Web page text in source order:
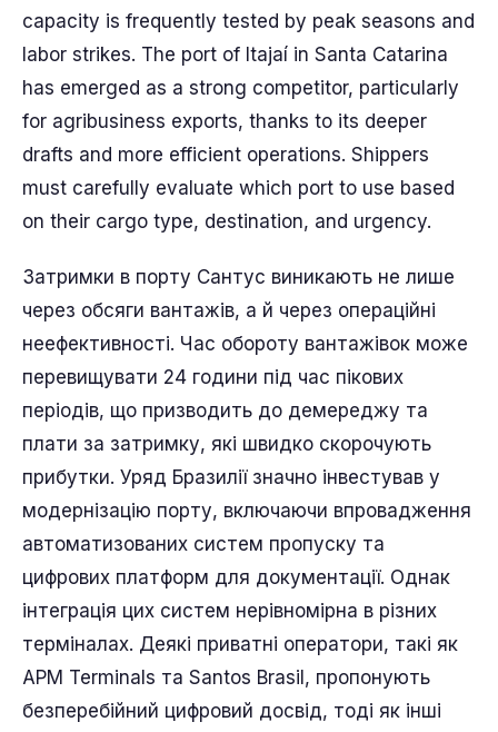
capacity is frequently tested by peak seasons and
labor strikes. The port of Itajaí in Santa Catarina
has emerged as a strong competitor, particularly
for agribusiness exports, thanks to its deeper
drafts and more efficient operations. Shippers
must carefully evaluate which port to use based
on their cargo type, destination, and urgency.
Затримки в порту Сантус виникають не лише
через обсяги вантажів, а й через операційні
неефективності. Час обороту вантажівок може
перевищувати 24 години під час пікових
періодів, що призводить до демереджу та
плати за затримку, які швидко скорочують
прибутки. Уряд Бразилії значно інвестував у
модернізацію порту, включаючи впровадження
автоматизованих систем пропуску та
цифрових платформ для документації. Однак
інтеграція цих систем нерівномірна в різних
терміналах. Деякі приватні оператори, такі як
APM Terminals та Santos Brasil, пропонують
безперебійний цифровий досвід, тоді як інші